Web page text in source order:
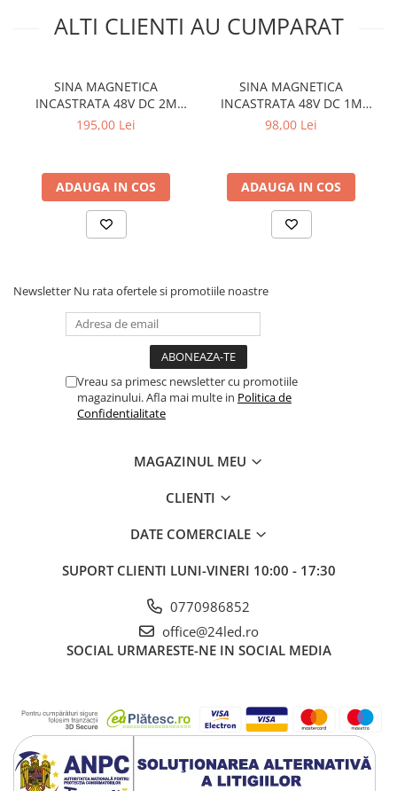
ALTI CLIENTI AU CUMPARAT
SINA MAGNETICA
INCASTRATA 48V DC 2M
NEGRU MAT
195,00 Lei
ADAUGA IN COS
SINA MAGNETICA
INCASTRATA 48V DC 1M
NEGRU MAT
98,00 Lei
ADAUGA IN COS
Newsletter Nu rata ofertele si promotiile noastre
Vreau sa primesc newsletter cu promotiile
magazinului. Afla mai multe in Politica de
Confidentialitate
MAGAZINUL MEU
CLIENTI
DATE COMERCIALE
SUPORT CLIENTI LUNI-VINERI 10:00 - 17:30
0770986852
office@24led.ro
SOCIAL URMARESTE-NE IN SOCIAL MEDIA